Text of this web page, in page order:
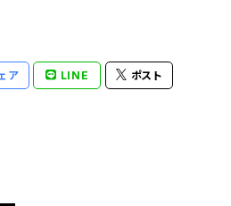
ア LINE ポスト